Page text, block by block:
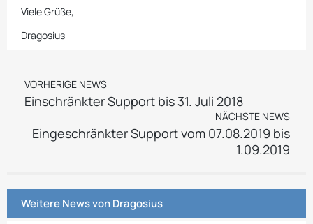
Viele Grüße,
Dragosius
VORHERIGE NEWS
Einschränkter Support bis 31. Juli 2018
NÄCHSTE NEWS
Eingeschränkter Support vom 07.08.2019 bis
1.09.2019
Weitere News vonDragosius